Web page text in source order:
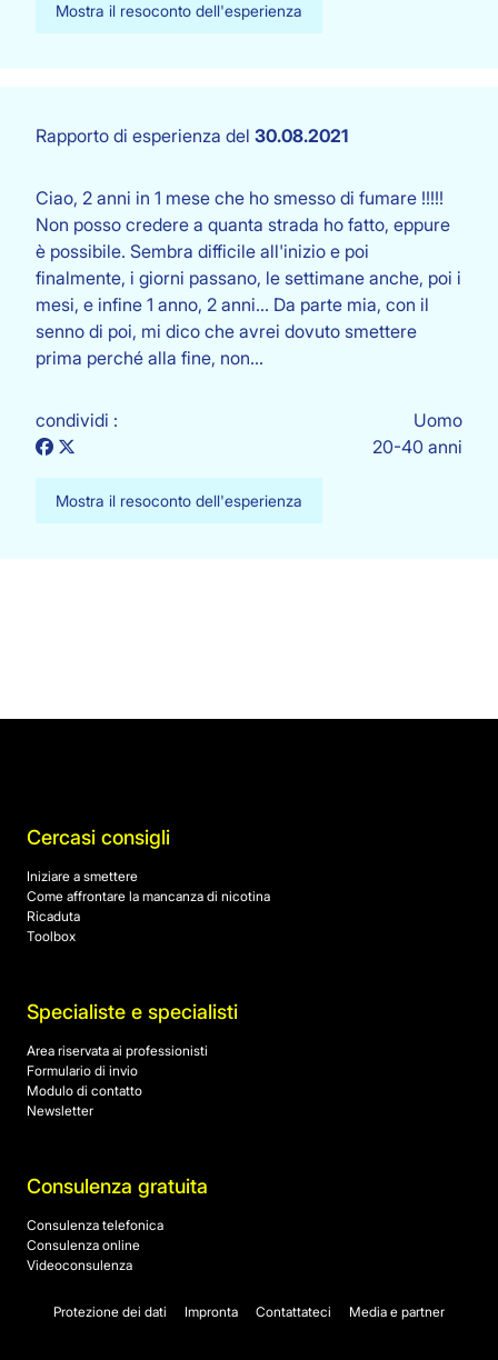
Mostra il resoconto dell'esperienza
Rapporto di esperienza del 30.08.2021
Ciao, 2 anni in 1 mese che ho smesso di fumare !!!!!
Non posso credere a quanta strada ho fatto, eppure
è possibile. Sembra difficile all'inizio e poi
finalmente, i giorni passano, le settimane anche, poi i
mesi, e infine 1 anno, 2 anni... Da parte mia, con il
senno di poi, mi dico che avrei dovuto smettere
prima perché alla fine, non…
condividi :
Mostra il resoconto dell'esperienza
Uomo
20-40 anni
Cercasi consigli
Iniziare a smettere
Come affrontare la mancanza di nicotina
Ricaduta
Toolbox
Specialiste e specialisti
Area riservata ai professionisti
Formulario di invio
Modulo di contatto
Newsletter
Consulenza gratuita
Consulenza telefonica
Consulenza online
Videoconsulenza
Protezione dei dati Impronta Contattateci Media e partner